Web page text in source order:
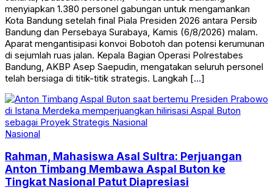
menyiapkan 1.380 personel gabungan untuk mengamankan
Kota Bandung setelah final Piala Presiden 2026 antara Persib
Bandung dan Persebaya Surabaya, Kamis (6/8/2026) malam.
Aparat mengantisipasi konvoi Bobotoh dan potensi kerumunan
di sejumlah ruas jalan. Kepala Bagian Operasi Polrestabes
Bandung, AKBP Asep Saepudin, mengatakan seluruh personel
telah bersiaga di titik-titik strategis. Langkah […]
Nasional
Rahman, Mahasiswa Asal Sultra: Perjuangan
Anton Timbang Membawa Aspal Buton ke
Tingkat Nasional Patut Diapresiasi